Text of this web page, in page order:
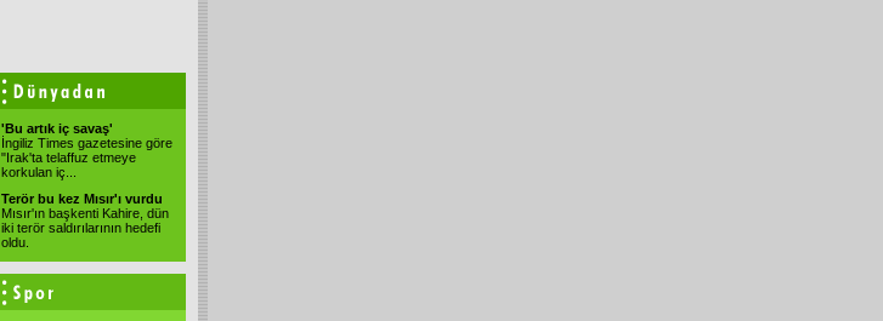
'Bu artık iç savaş'
İngiliz Times gazetesine göre
"Irak'ta telaffuz etmeye
korkulan iç...
Terör bu kez Mısır'ı vurdu
Mısır'ın başkenti Kahire, dün
iki terör saldırılarının hedefi
oldu.